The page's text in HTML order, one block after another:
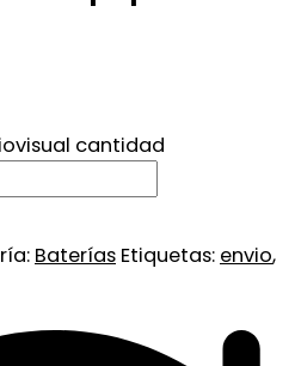
cantidad
Baterías Etiquetas: envio,